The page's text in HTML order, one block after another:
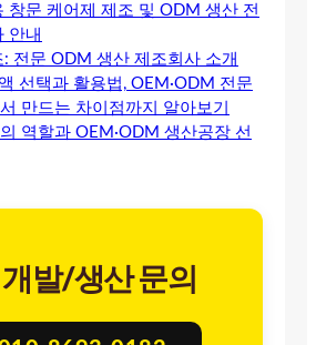
창문 케어제 제조 및 ODM 생산 전
안내
전문 ODM 생산 제조회사 소개
선택과 활용법, OEM·ODM 전문
만드는 차이점까지 알아보기
역할과 OEM·ODM 생산공장 선
발/생산 문의